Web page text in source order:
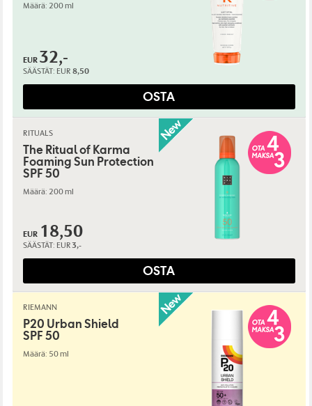
Määrä: 200 ml
EUR 32,-
SÄÄSTÄT: EUR 8,50
OSTA
RITUALS
The Ritual of Karma
Foaming Sun Protection
SPF 50
Määrä: 200 ml
EUR 18,50
SÄÄSTÄT: EUR3,-
OSTA
RIEMANN
P20 Urban Shield
SPF 50
Määrä: 50 ml